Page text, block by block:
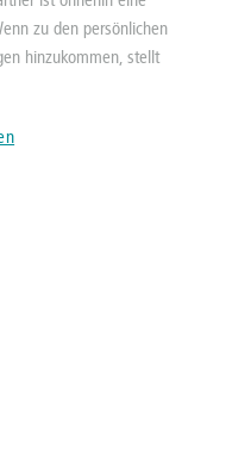
zu den persönlichen
hinzukommen, stellt